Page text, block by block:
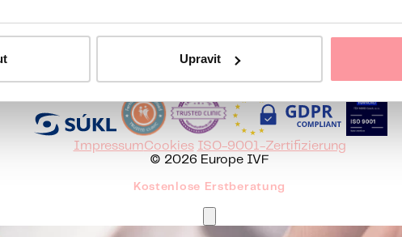
Upravit
Česky English Hrvatski Italiano Srpski Русский Română
ImpressumCookies ISO-9001-Zertifizierung
© 2026 Europe IVF
Kostenlose Erstberatung